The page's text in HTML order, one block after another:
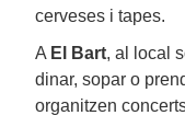
cerveses i tapes.
A El Bart, al local
dinar, sopar o
organitzen